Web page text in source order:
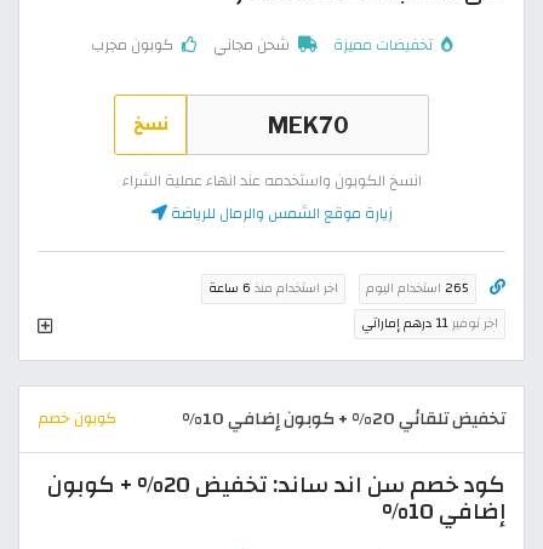
تخفيضات مميزة شحن مجاني كوبون مجرب
نسخ
انسخ الكوبون واستخدمه عند انهاء عملية الشراء
زيارة موقع الشمس والرمال للرياضة
265 استخدام اليوم اخر استخدام منذ 6 ساعة
اخر توفير11 درهم إماراتي
تخفيض تلقائي 20% + كوبون إضافي 10% كوبون خصم
كود خصم سن اند ساند: تخفيض 20% + كوبون
إضافي 10%